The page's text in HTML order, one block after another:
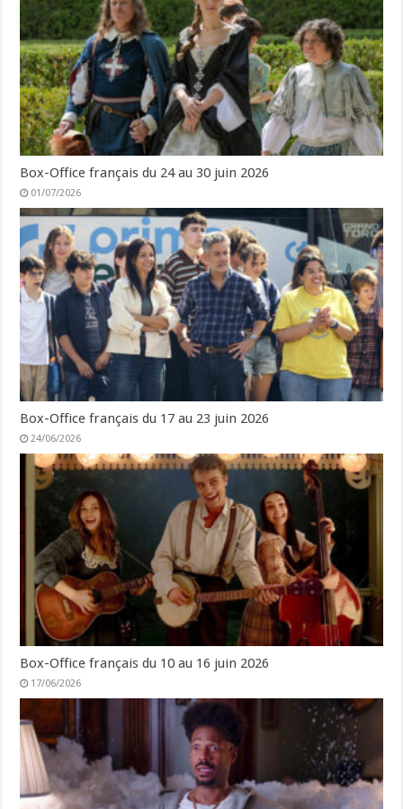
Box-Office français du 24 au 30 juin 2026
01/07/2026
Box-Office français du 17 au 23 juin 2026
24/06/2026
Box-Office français du 10 au 16 juin 2026
17/06/2026